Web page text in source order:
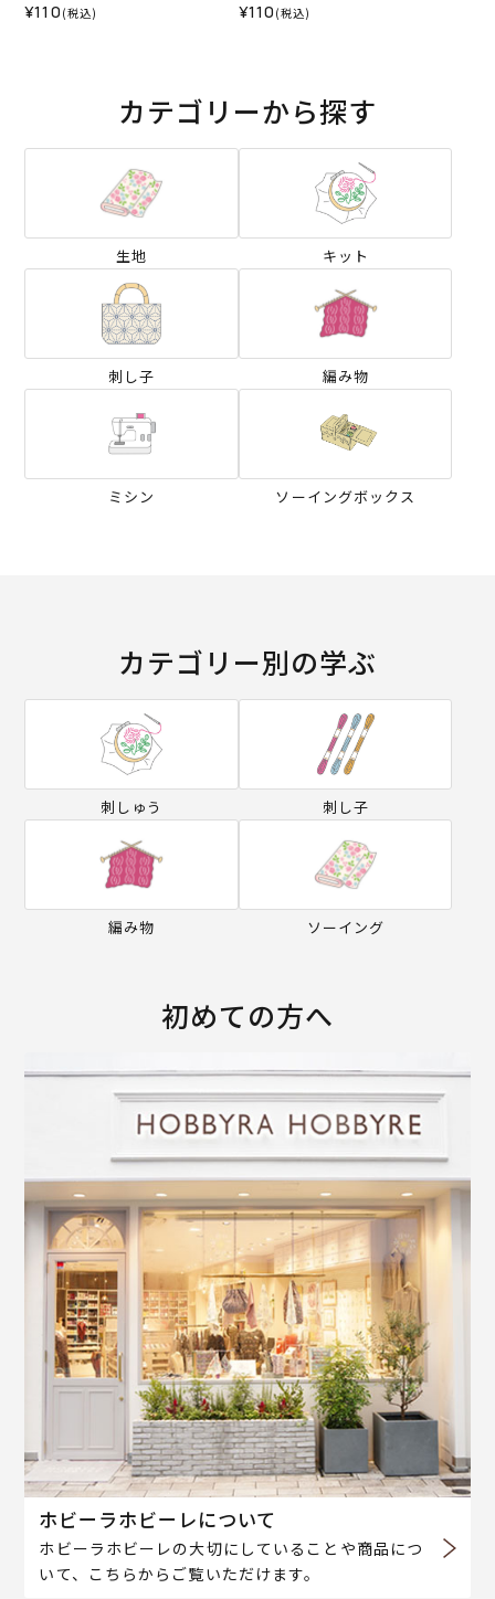
¥110 (税込) ¥110 (税込)
カテゴリーから探す
生地 キット
刺し子 編み物
ミシン ソーイングボックス
カテゴリー別の学ぶ
刺しゅう 刺し子
編み物 ソーイング
初めての方へ
ホビーラホビーレについて
ホビーラホビーレの大切にしていることや商品につ
いて、こちらからご覧いただけます。